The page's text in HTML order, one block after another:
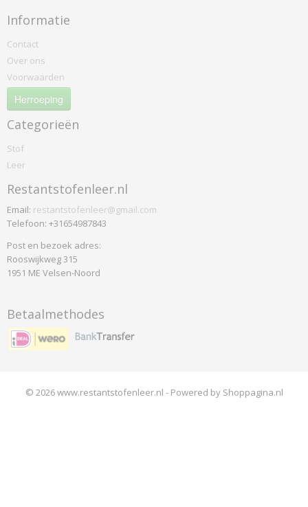
Informatie
Contact
Over ons
Voorwaarden
Herroeping
Categorieën
Stof
Leer
Restantstofenleer.nl
Email: restantstofenleer@gmail.com
Telefoon: +31654987843
Post en bezoek adres:
Rooswijkweg 315
1951 ME Velsen-Noord
Betaalmethodes
© 2026 www.restantstofenleer.nl - Powered by Shoppagina.nl